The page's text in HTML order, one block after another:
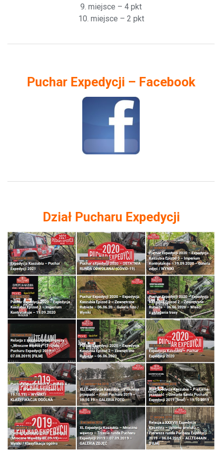
9. miejsce – 4 pkt
10. miejsce – 2 pkt
Puchar Expedycji – Facebook
Dział Pucharu Expedycji